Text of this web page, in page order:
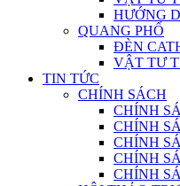
HƯỚNG
QUANG PHỔ
ĐÈN
VẬT TƯ
TIN TỨC
CHÍNH SÁCH
CHÍNH
CHÍNH
CHÍNH
CHÍNH
CHÍNH